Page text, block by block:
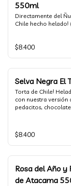
550ml
Directamente del
Chile hecho helado!
$8.400
Selva Negra El
Torta de Chile!
con nuestra versión
pedacitos,
$8.400
Rosa del Año y
de Atacama